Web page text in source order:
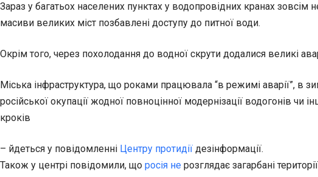
Зараз у багатьох населених пунктах у водопровідних кранах
масиви великих міст позбавлені доступу до питної води.
Окрім того, через похолодання до водної скрути додалися великі
Міська інфраструктура, що роками працювала “в режимі аварії”, в
російської окупації жодної повноцінної модернізації водогонів
кроків
– йдеться у повідомленні Центру протидії дезінформації.
Також у центрі повідомили, що росія не розглядає загарбані